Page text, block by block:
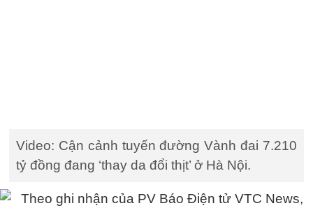
Video: Cận cảnh tuyến đường Vành đai 7.210
tỷ đồng đang ‘thay da đổi thịt’ ở Hà Nội.